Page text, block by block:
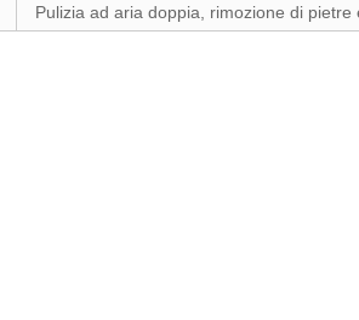
Pulizia ad aria doppia, rimozione di